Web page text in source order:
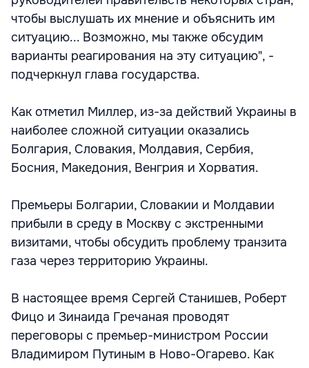
чтобы выслушать их мнение и объяснить им
ситуацию... Возможно, мы также обсудим
варианты реагирования на эту ситуацию", -
подчеркнул глава государства.
Как отметил Миллер, из-за действий Украины в
наиболее сложной ситуации оказались
Болгария, Словакия, Молдавия, Сербия,
Босния, Македония, Венгрия и Хорватия.
Премьеры Болгарии, Словакии и Молдавии
прибыли в среду в Москву с экстренными
визитами, чтобы обсудить проблему транзита
газа через территорию Украины.
В настоящее время Сергей Станишев, Роберт
Фицо и Зинаида Гречаная проводят
переговоры с премьер-министром России
Владимиром Путиным в Ново-Огарево. Как